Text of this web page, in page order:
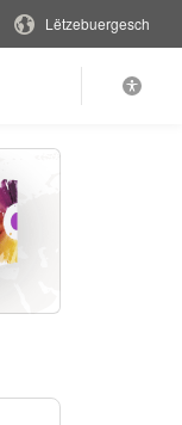
Lëtzebuergesch